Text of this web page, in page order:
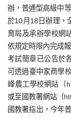
辦，普通型高級中
於10月18日辦理，
育局及承辦學校網
依規定時限內完成
考試簡章已公告於
可透過臺中家商學
峰農工學校網站（
或至國教署網站（
國教署指出，今年